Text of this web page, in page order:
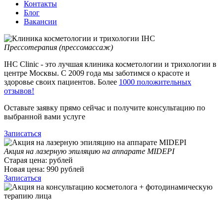
Контакты
Блог
Вакансии
Прессотерапия (прессомассаж)
IHC Clinic - это лучшая клиника косметологии и трихологии в
центре Москвы. С 2009 года мы заботимся о красоте и
здоровье своих пациентов. Более 1000 положительных
отзывов!
Оставьте заявку прямо сейчас и получите консультацию по
выбранной вами услуге
Записаться
Акция на лазерную эпиляцию на аппарате MIDEPI
Старая цена: рублей
Новая цена: 990 рублей
Записаться